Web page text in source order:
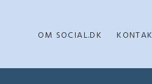
OM SOCIAL.DK